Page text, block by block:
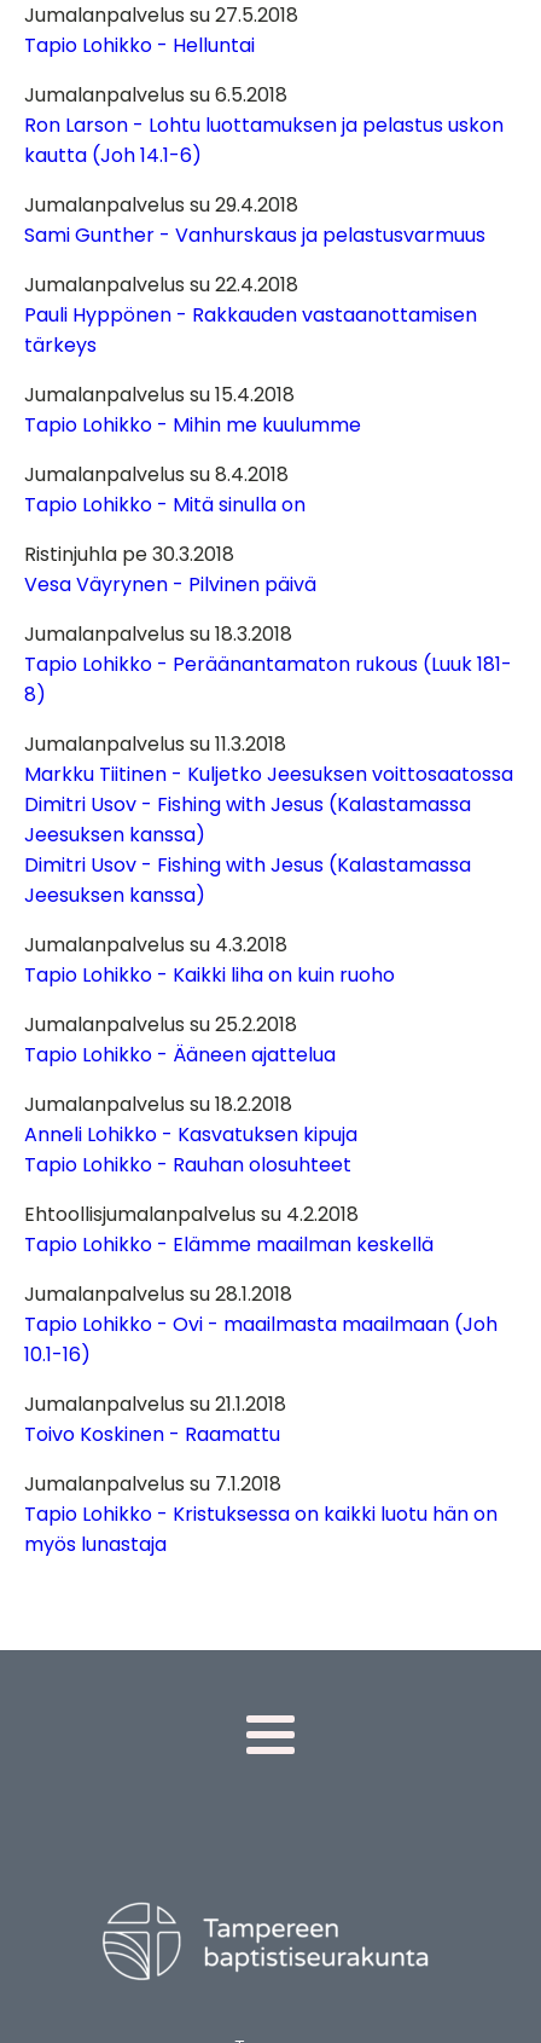
Jumalanpalvelus su 27.5.2018
Tapio Lohikko - Helluntai
Jumalanpalvelus su 6.5.2018
Ron Larson - Lohtu luottamuksen ja pelastus uskon
kautta (Joh 14.1-6)
Jumalanpalvelus su 29.4.2018
Sami Gunther - Vanhurskaus ja pelastusvarmuus
Jumalanpalvelus su 22.4.2018
Pauli Hyppönen - Rakkauden vastaanottamisen
tärkeys
Jumalanpalvelus su 15.4.2018
Tapio Lohikko - Mihin me kuulumme
Jumalanpalvelus su 8.4.2018
Tapio Lohikko - Mitä sinulla on
Ristinjuhla pe 30.3.2018
Vesa Väyrynen - Pilvinen päivä
Jumalanpalvelus su 18.3.2018
Tapio Lohikko - Peräänantamaton rukous (Luuk 181-
8)
Jumalanpalvelus su 11.3.2018
Markku Tiitinen - Kuljetko Jeesuksen voittosaatossa
Dimitri Usov - Fishing with Jesus (Kalastamassa
Jeesuksen kanssa)
Dimitri Usov - Fishing with Jesus (Kalastamassa
Jeesuksen kanssa)
Jumalanpalvelus su 4.3.2018
Tapio Lohikko - Kaikki liha on kuin ruoho
Jumalanpalvelus su 25.2.2018
Tapio Lohikko - Ääneen ajattelua
Jumalanpalvelus su 18.2.2018
Anneli Lohikko - Kasvatuksen kipuja
Tapio Lohikko - Rauhan olosuhteet
Ehtoollisjumalanpalvelus su 4.2.2018
Tapio Lohikko - Elämme maailman keskellä
Jumalanpalvelus su 28.1.2018
Tapio Lohikko - Ovi - maailmasta maailmaan (Joh
10.1-16)
Jumalanpalvelus su 21.1.2018
Toivo Koskinen - Raamattu
Jumalanpalvelus su 7.1.2018
Tapio Lohikko - Kristuksessa on kaikki luotu hän on
myös lunastaja